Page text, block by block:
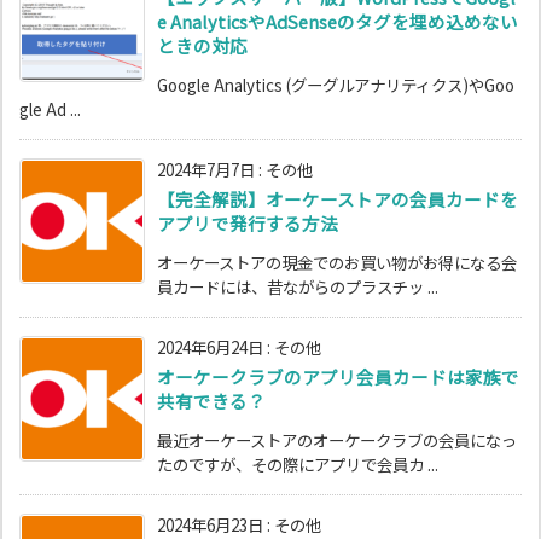
e AnalyticsやAdSenseのタグを埋め込めない
ときの対応
Google Analytics (グーグルアナリティクス)やGoo
gle Ad ...
2024年7月7日 : その他
【完全解説】オーケーストアの会員カードを
アプリで発行する方法
オーケーストアの現金でのお買い物がお得になる会
員カードには、昔ながらのプラスチッ ...
2024年6月24日 : その他
オーケークラブのアプリ会員カードは家族で
共有できる？
最近オーケーストアのオーケークラブの会員になっ
たのですが、その際にアプリで会員カ ...
2024年6月23日 : その他